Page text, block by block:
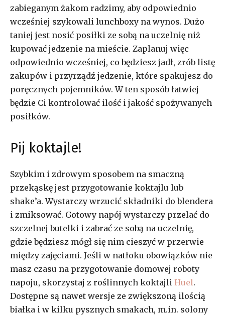
zabieganym żakom radzimy, aby odpowiednio
wcześniej szykowali lunchboxy na wynos. Dużo
taniej jest nosić posiłki ze sobą na uczelnię niż
kupować jedzenie na mieście. Zaplanuj więc
odpowiednio wcześniej, co będziesz jadł, zrób listę
zakupów i przyrządź jedzenie, które spakujesz do
poręcznych pojemników. W ten sposób łatwiej
będzie Ci kontrolować ilość i jakość spożywanych
posiłków.
Pij koktajle!
Szybkim i zdrowym sposobem na smaczną
przekąskę jest przygotowanie koktajlu lub
shake’a. Wystarczy wrzucić składniki do blendera
i zmiksować. Gotowy napój wystarczy przelać do
szczelnej butelki i zabrać ze sobą na uczelnię,
gdzie będziesz mógł się nim cieszyć w przerwie
między zajęciami. Jeśli w natłoku obowiązków nie
masz czasu na przygotowanie domowej roboty
napoju, skorzystaj z roślinnych koktajli Huel.
Dostępne są nawet wersje ze zwiększoną ilością
białka i w kilku pysznych smakach, m.in. solony